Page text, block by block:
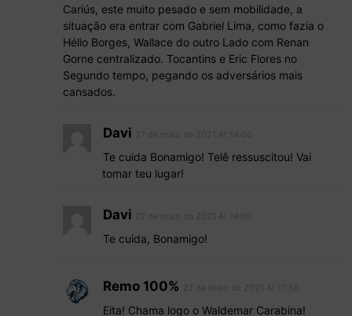
Cariús, este muito pesado e sem mobilidade, a
situação era entrar com Gabriel Lima, como fazia o
Hélio Borges, Wallace do outro Lado com Renan
Gorne centralizado. Tocantins e Eric Flores no
Segundo tempo, pegando os adversários mais
cansados.
Davi
Te cuida Bonamigo! Telê ressuscitou! Vai
tomar teu lugar!
Davi
Te cuida, Bonamigo!
Remo 100%
Eita! Chama logo o Waldemar Carabina!